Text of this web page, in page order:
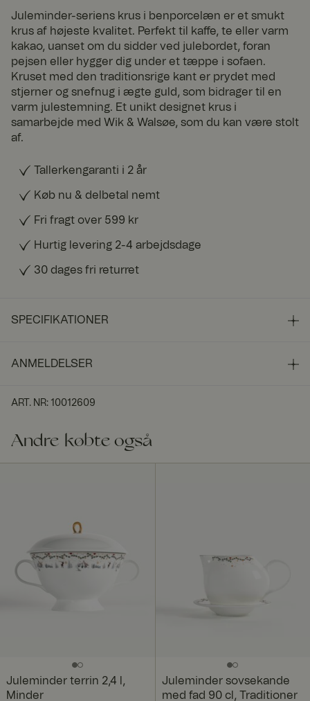
Juleminder-seriens krus i benporcelæn er et smukt
krus af højeste kvalitet. Perfekt til kaffe, te eller varm
kakao, uanset om du sidder ved julebordet, foran
pejsen eller hygger dig under et tæppe i sofaen.
Kruset med den traditionsrige kant er prydet med
stjerner og snefnug i ægte guld, som bidrager til en
varm julestemning. Et unikt designet krus i
samarbejde med Wik & Walsøe, som du kan være stolt
af.
Tallerkengaranti i 2 år
Køb nu & delbetal nemt
Fri fragt over 599 kr
Hurtig levering 2-4 arbejdsdage
30 dages fri returret
SPECIFIKATIONER
ANMELDELSER
ART. NR: 10012609
Andre købte også
Juleminder terrin 2,4 l,
Minder
Juleminder sovsekande
med fad 90 cl, Traditioner